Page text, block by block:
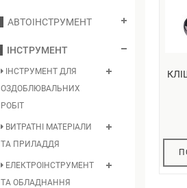
АВТОІНСТРУМЕНТ
ІНСТРУМЕНТ
ІНСТРУМЕНТ ДЛЯ
ОЗДОБЛЮВАЛЬНИХ
РОБІТ
ВИТРАТНІ МАТЕРІАЛИ
ТА ПРИЛАДДЯ
ЕЛЕКТРОІНСТРУМЕНТ
ТА ОБЛАДНАННЯ